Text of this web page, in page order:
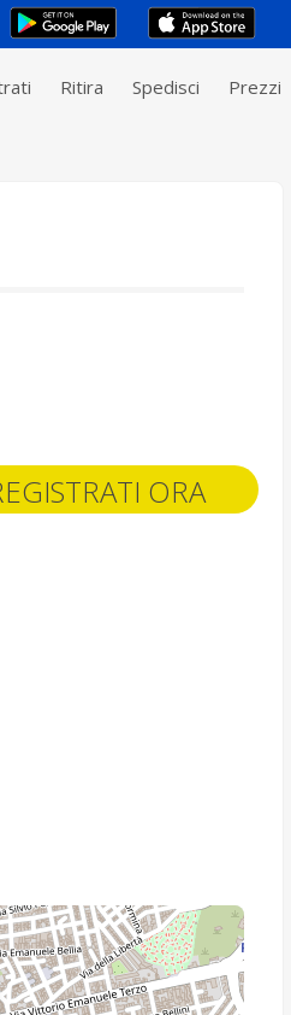
Ritira Spedisci Prezzi
ORA